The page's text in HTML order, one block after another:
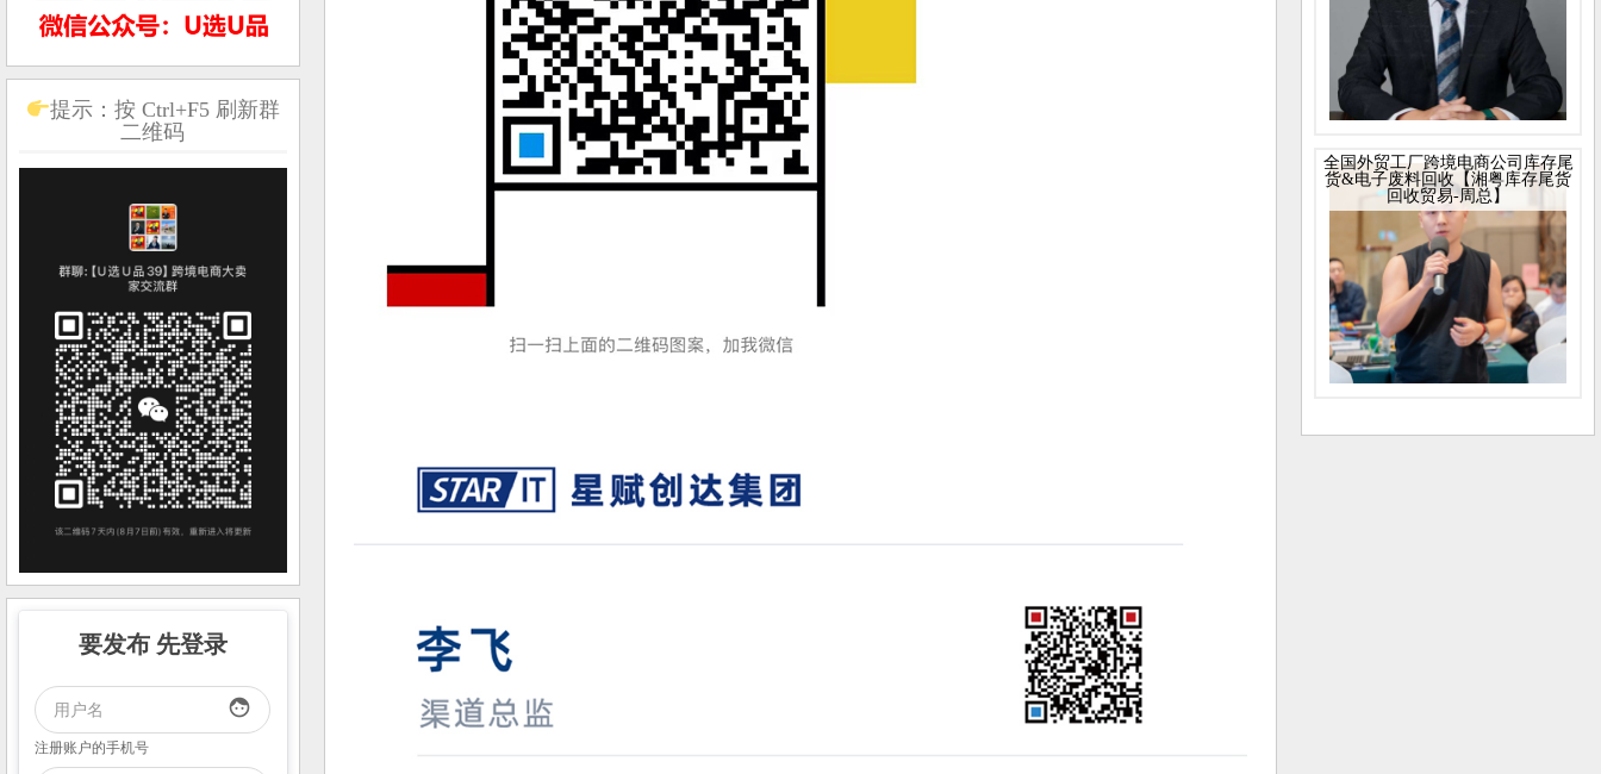
提示：按 Ctrl+F5 刷新群
二维码
要发布 先登录
face
注册账户的手机号
全国外贸工厂跨境电商公司库存尾
货&电子废料回收【湘粤库存尾货
回收贸易-周总】